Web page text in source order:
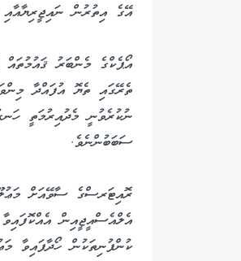
އޭގެ އިތުރުން
ތެރޭގައި ތެޔޮ އުފައްދާ
ނުކުރެވުނީ މެދުއިރުމަތީ
ސަބަބުންނެވެ.
ރޮއިޓަރސްގެ ސާވޭއަށް
އެލްއެސްއީޖީއިން
ކުންފުނިތަކުން ހޯދާފައިވާ